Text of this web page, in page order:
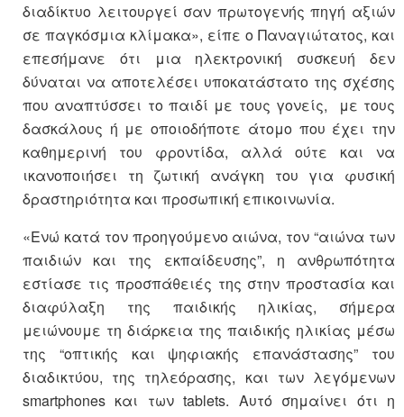
διαδίκτυο λειτουργεί σαν πρωτογενής πηγή αξιών
σε παγκόσμια κλίμακα», είπε ο Παναγιώτατος, και
επεσήμανε ότι μια ηλεκτρονική συσκευή δεν
δύναται να αποτελέσει υποκατάστατο της σχέσης
που αναπτύσσει το παιδί με τους γονείς, με τους
δασκάλους ή με οποιοδήποτε άτομο που έχει την
καθημερινή του φροντίδα, αλλά ούτε και να
ικανοποιήσει τη ζωτική ανάγκη του για φυσική
δραστηριότητα και προσωπική επικοινωνία.
«Ενώ κατά τον προηγούμενο αιώνα, τον “αιώνα των
παιδιών και της εκπαίδευσης”, η ανθρωπότητα
εστίασε τις προσπάθειές της στην προστασία και
διαφύλαξη της παιδικής ηλικίας, σήμερα
μειώνουμε τη διάρκεια της παιδικής ηλικίας μέσω
της “οπτικής και ψηφιακής επανάστασης” του
διαδικτύου, της τηλεόρασης, και των λεγόμενων
smartphones και των tablets. Αυτό σημαίνει ότι η